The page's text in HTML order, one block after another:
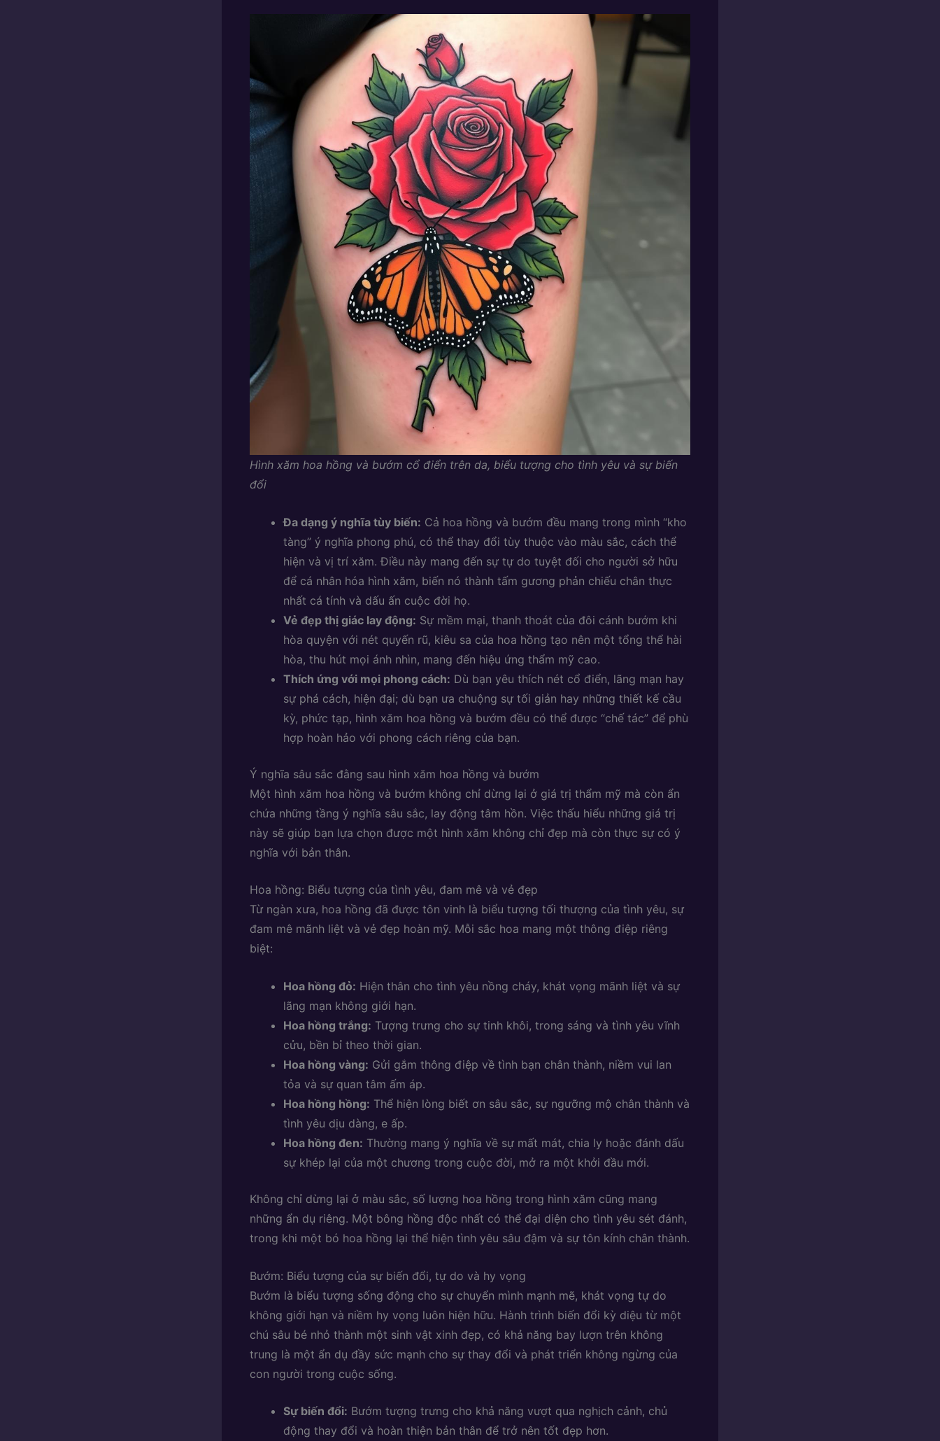
Hình xăm hoa hồng và bướm cổ điển trên da, biểu tượng cho tình yêu và sự biến
đổi
Đa dạng ý nghĩa tùy biến: Cả hoa hồng và bướm đều mang trong mình “kho
tàng” ý nghĩa phong phú, có thể thay đổi tùy thuộc vào màu sắc, cách thể
hiện và vị trí xăm. Điều này mang đến sự tự do tuyệt đối cho người sở hữu
để cá nhân hóa hình xăm, biến nó thành tấm gương phản chiếu chân thực
nhất cá tính và dấu ấn cuộc đời họ.
Vẻ đẹp thị giác lay động: Sự mềm mại, thanh thoát của đôi cánh bướm khi
hòa quyện với nét quyến rũ, kiêu sa của hoa hồng tạo nên một tổng thể hài
hòa, thu hút mọi ánh nhìn, mang đến hiệu ứng thẩm mỹ cao.
Thích ứng với mọi phong cách: Dù bạn yêu thích nét cổ điển, lãng mạn hay
sự phá cách, hiện đại; dù bạn ưa chuộng sự tối giản hay những thiết kế cầu
kỳ, phức tạp, hình xăm hoa hồng và bướm đều có thể được “chế tác” để phù
hợp hoàn hảo với phong cách riêng của bạn.
Ý nghĩa sâu sắc đằng sau hình xăm hoa hồng và bướm
Một hình xăm hoa hồng và bướm không chỉ dừng lại ở giá trị thẩm mỹ mà còn ẩn
chứa những tầng ý nghĩa sâu sắc, lay động tâm hồn. Việc thấu hiểu những giá trị
này sẽ giúp bạn lựa chọn được một hình xăm không chỉ đẹp mà còn thực sự có ý
nghĩa với bản thân.
Hoa hồng: Biểu tượng của tình yêu, đam mê và vẻ đẹp
Từ ngàn xưa, hoa hồng đã được tôn vinh là biểu tượng tối thượng của tình yêu, sự
đam mê mãnh liệt và vẻ đẹp hoàn mỹ. Mỗi sắc hoa mang một thông điệp riêng
biệt:
Hoa hồng đỏ: Hiện thân cho tình yêu nồng cháy, khát vọng mãnh liệt và sự
lãng mạn không giới hạn.
Hoa hồng trắng: Tượng trưng cho sự tinh khôi, trong sáng và tình yêu vĩnh
cửu, bền bỉ theo thời gian.
Hoa hồng vàng: Gửi gắm thông điệp về tình bạn chân thành, niềm vui lan
tỏa và sự quan tâm ấm áp.
Hoa hồng hồng: Thể hiện lòng biết ơn sâu sắc, sự ngưỡng mộ chân thành và
tình yêu dịu dàng, e ấp.
Hoa hồng đen: Thường mang ý nghĩa về sự mất mát, chia ly hoặc đánh dấu
sự khép lại của một chương trong cuộc đời, mở ra một khởi đầu mới.
Không chỉ dừng lại ở màu sắc, số lượng hoa hồng trong hình xăm cũng mang
những ẩn dụ riêng. Một bông hồng độc nhất có thể đại diện cho tình yêu sét đánh,
trong khi một bó hoa hồng lại thể hiện tình yêu sâu đậm và sự tôn kính chân thành.
Bướm: Biểu tượng của sự biến đổi, tự do và hy vọng
Bướm là biểu tượng sống động cho sự chuyển mình mạnh mẽ, khát vọng tự do
không giới hạn và niềm hy vọng luôn hiện hữu. Hành trình biến đổi kỳ diệu từ một
chú sâu bé nhỏ thành một sinh vật xinh đẹp, có khả năng bay lượn trên không
trung là một ẩn dụ đầy sức mạnh cho sự thay đổi và phát triển không ngừng của
con người trong cuộc sống.
Sự biến đổi: Bướm tượng trưng cho khả năng vượt qua nghịch cảnh, chủ
động thay đổi và hoàn thiện bản thân để trở nên tốt đẹp hơn.